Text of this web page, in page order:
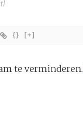
{} [+]
te verminderen.